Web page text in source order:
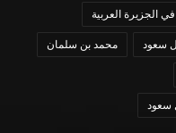
الجزيرة العربية
سعود محمد بن سلمان
سعود